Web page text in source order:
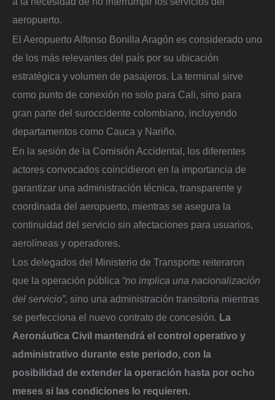
aeropuerto.
El Aeropuerto Alfonso Bonilla Aragón es considerado uno
de los más relevantes del país por su ubicación
estratégica y volumen de pasajeros. La terminal sirve
como punto de conexión no solo para Cali, sino para
gran parte del suroccidente colombiano, incluyendo
departamentos como Cauca y Nariño.
En la sesión de la Comisión Accidental, los diferentes
actores convocados coincidieron en la importancia de
garantizar una administración técnica, transparente y
coordinada del aeropuerto, mientras se asegura la
continuidad del servicio sin afectaciones para usuarios,
aerolíneas y operadores.
Los delegados del Ministerio de Transporte reiteraron
que la operación pública “no implica una nacionalización
del servicio”, sino una administración transitoria mientras
se perfecciona el nuevo contrato de concesión. La
Aeronáutica Civil mantendrá el control operativo y
administrativo durante este periodo, con la
posibilidad de extender la operación hasta por ocho
meses si las condiciones lo requieren.